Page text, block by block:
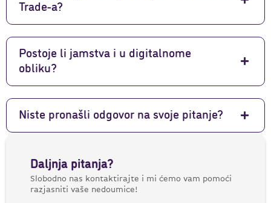
Trade-a?
Postoje li jamstva i u digitalnome
obliku?
Niste pronašli odgovor na svoje pitanje?
Daljnja pitanja?
Slobodno nas kontaktirajte i mi ćemo vam pomoći
razjasniti vaše nedoumice!